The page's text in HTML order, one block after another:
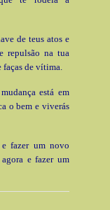
de teus atos e
repulsão na tua
faças de vítima.
está em
o bem e viverás
fazer um novo
e fazer um